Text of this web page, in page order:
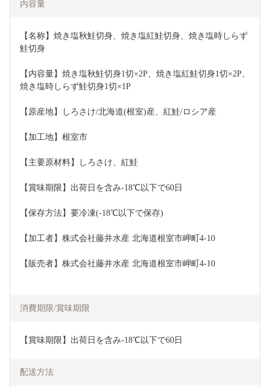
内容量
【名称】焼き塩秋鮭切身、焼き塩紅鮭切身、焼き塩時しらず
鮭切身
【内容量】焼き塩秋鮭切身1切×2P、焼き塩紅鮭切身1切×2P、
焼き塩時しらず鮭切身1切×1P
【原産地】しろさけ/北海道(根室)産、紅鮭/ロシア産
【加工地】根室市
【主要原材料】しろさけ、紅鮭
【賞味期限】出荷日を含み-18℃以下で60日
【保存方法】要冷凍(-18℃以下で保存)
【加工者】株式会社藤井水産 北海道根室市岬町4-10
【販売者】株式会社藤井水産 北海道根室市岬町4-10
消費期限/賞味期限
【賞味期限】出荷日を含み-18℃以下で60日
配送方法